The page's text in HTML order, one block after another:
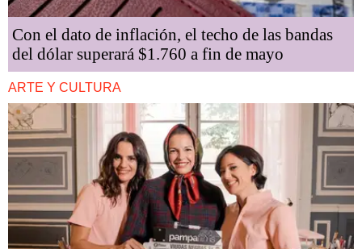
Con el dato de inflación, el techo de las bandas
del dólar superará $1.760 a fin de mayo
ARTE Y CULTURA